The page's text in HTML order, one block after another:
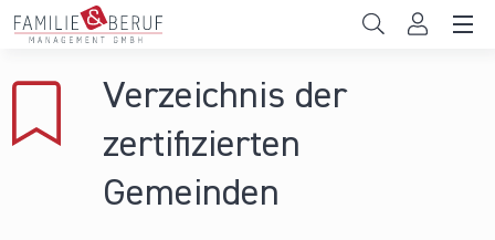
Direkt zum Inhalt
Gemeinden
Hochschulen
Verzeichnis der
zertifizierten
Gemeinden